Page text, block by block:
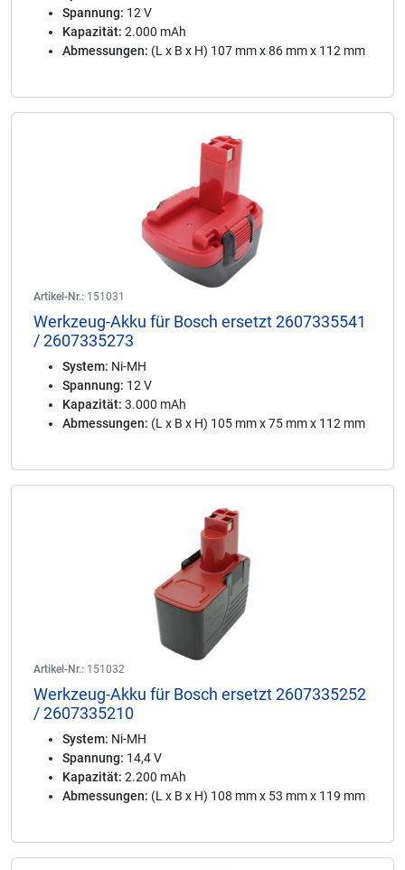
Spannung: 12 V
Kapazität: 2.000 mAh
Abmessungen: (L x B x H) 107 mm x 86 mm x 112 mm
Artikel-Nr.: 151031
Werkzeug-Akku für Bosch ersetzt 2607335541
/ 2607335273
System: Ni-MH
Spannung: 12 V
Kapazität: 3.000 mAh
Abmessungen: (L x B x H) 105 mm x 75 mm x 112 mm
Artikel-Nr.: 151032
Werkzeug-Akku für Bosch ersetzt 2607335252
/ 2607335210
System: Ni-MH
Spannung: 14,4 V
Kapazität: 2.200 mAh
Abmessungen: (L x B x H) 108 mm x 53 mm x 119 mm